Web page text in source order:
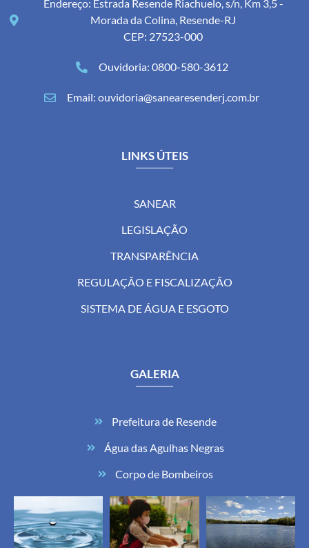
Endereço: Estrada Resende Riachuelo, s/n, Km 3,5 -
Morada da Colina, Resende-RJ
CEP: 27523-000
Ouvidoria: 0800-580-3612
Email: ouvidoria@sanearesenderj.com.br
LINKS ÚTEIS
SANEAR
LEGISLAÇÃO
TRANSPARÊNCIA
REGULAÇÃO E FISCALIZAÇÃO
SISTEMA DE ÁGUA E ESGOTO
GALERIA
Prefeitura de Resende
Água das Agulhas Negras
Corpo de Bombeiros